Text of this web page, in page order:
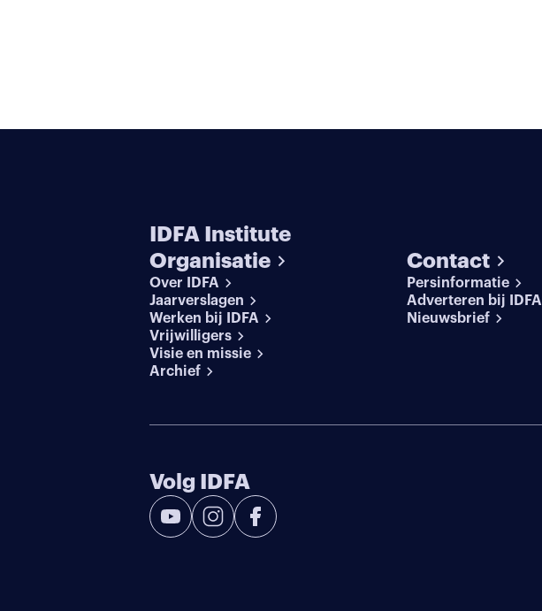
IDFA Institute
Organisatie
Over IDFA
Jaarverslagen
Werken bij IDFA
Vrijwilligers
Visie en missie
Archief
Contact
Persinformatie
Adverteren bij IDFA
Nieuwsbrief
Volg IDFA